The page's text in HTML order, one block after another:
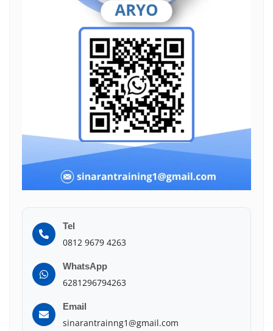
Tel
0812 9679 4263
WhatsApp
6281296794263
Email
sinarantrainng1@gmail.com